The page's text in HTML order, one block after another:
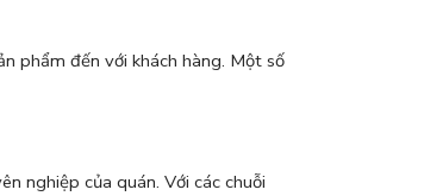
phẩm đến với khách hàng. Một số
nghiệp của quán. Với các chuỗi